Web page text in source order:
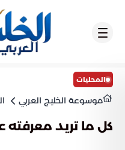
المحليات
موسوعة الخليج العربي
كل ما تريد